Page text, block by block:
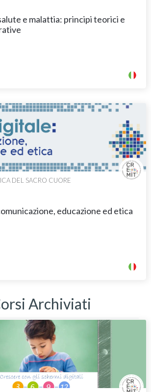
e malattia: principi teorici e
DEL SACRO CUORE
educazione ed etica
Archiviati